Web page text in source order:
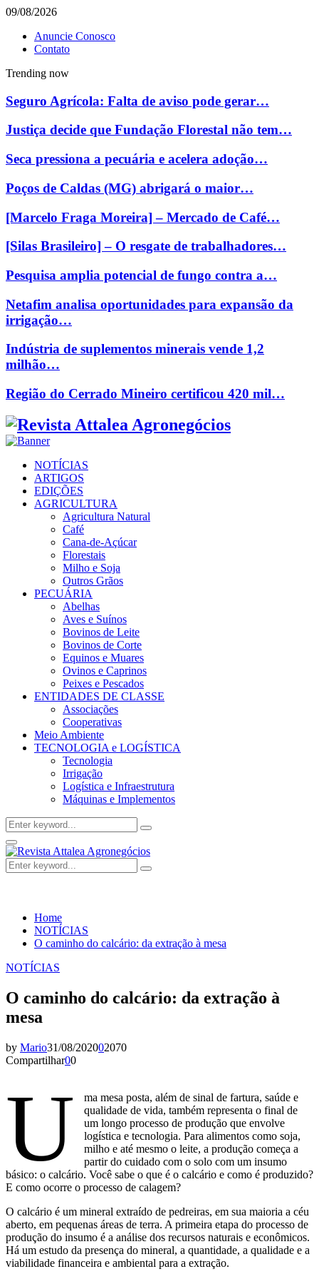
09/08/2026
Anuncie Conosco
Contato
Trending now
Seguro Agrícola: Falta de aviso pode gerar…
Justiça decide que Fundação Florestal não tem…
Seca pressiona a pecuária e acelera adoção…
Poços de Caldas (MG) abrigará o maior…
[Marcelo Fraga Moreira] – Mercado de Café…
[Silas Brasileiro] – O resgate de trabalhadores…
Pesquisa amplia potencial de fungo contra a…
Netafim analisa oportunidades para expansão da
irrigação…
Indústria de suplementos minerais vende 1,2
milhão…
Região do Cerrado Mineiro certificou 420 mil…
Facebook
Twitter
Instagram
Linkedin
Youtube
Email
NOTÍCIAS
ARTIGOS
EDIÇÕES
AGRICULTURA
Agricultura Natural
Café
Cana-de-Açúcar
Florestais
Milho e Soja
Outros Grãos
PECUÁRIA
Abelhas
Aves e Suínos
Bovinos de Leite
Bovinos de Corte
Equinos e Muares
Ovinos e Caprinos
Peixes e Pescados
ENTIDADES DE CLASSE
Associações
Cooperativas
Meio Ambiente
TECNOLOGIA e LOGÍSTICA
Tecnologia
Irrigação
Logística e Infraestrutura
Máquinas e Implementos
Search
for:
Search
Facebook
Twitter
Instagram
Linkedin
Youtube
Email
Primary
Menu
Search
for:
Search
Home
NOTÍCIAS
O caminho do calcário: da extração à mesa
NOTÍCIAS
O caminho do calcário: da extração à
mesa
by Mario31/08/202002070
Compartilhar00
U
ma mesa posta, além de sinal de fartura, saúde e
qualidade de vida, também representa o final de
um longo processo de produção que envolve
logística e tecnologia. Para alimentos como soja,
milho e até mesmo o leite, a produção começa a
partir do cuidado com o solo com um insumo
básico: o calcário. Você sabe o que é o calcário e como é produzido?
E como ocorre o processo de calagem?
O calcário é um mineral extraído de pedreiras, em sua maioria a céu
aberto, em pequenas áreas de terra. A primeira etapa do processo de
produção do insumo é a análise dos recursos naturais e econômicos.
Há um estudo da presença do mineral, a quantidade, a qualidade e a
viabilidade financeira e ambiental para a extração.